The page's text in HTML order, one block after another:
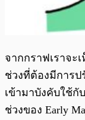
จากกราฟเราจะ
ช่วงที่ต้องมีการ
เข้ามาบังคับใช้กั
ช่วงของ Early